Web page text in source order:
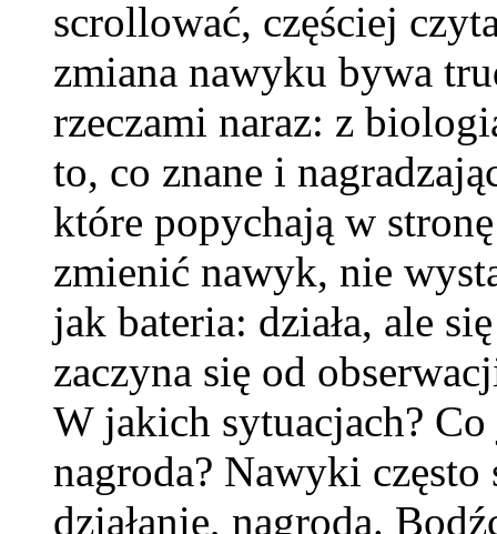
scrollować, częściej
zmiana nawyku bywa
rzeczami naraz: z
to, co znane i
które popychają w
zmienić nawyk, nie
jak bateria: działa, ale
zaczyna się od
W jakich sytuacjach?
nagroda? Nawyki często
działanie, nagroda.